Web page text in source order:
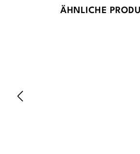
Produktgalerie überspringen
ÄHNLICHE